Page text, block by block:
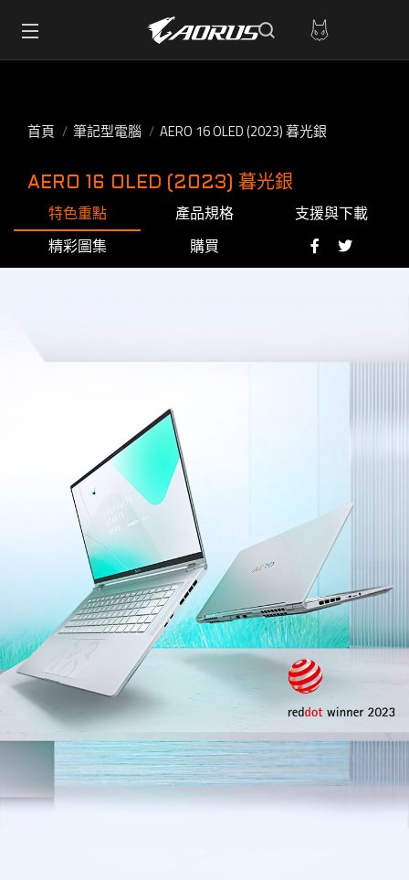
首頁 筆記型電腦 AERO 16 OLED (2023) 暮光銀
AERO 16 OLED (2023) 暮光銀
特色重點 產品規格
支援與下載
精彩圖集
購買